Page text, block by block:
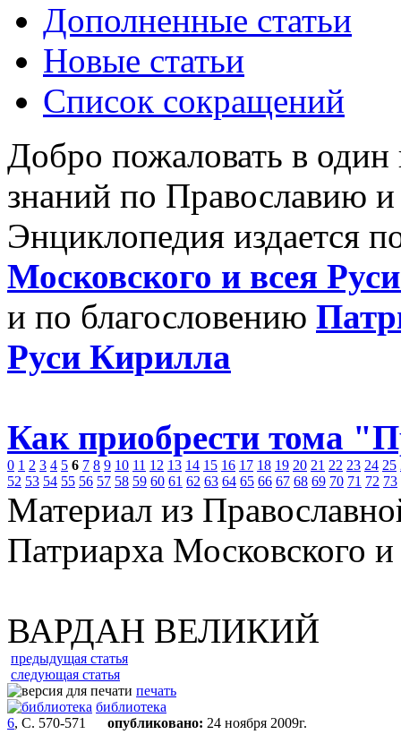
Дополненные статьи
Новые статьи
Список сокращений
Добро пожаловать в
знаний по Православию
Энциклопедия издается
Московского и всея
и по благословению
Руси Кирилла
Как приобрести тома
0 1 2 3 4 5 6 7 8 9 10 11 12 13 14 15 16 17 18 19 20 21 22 23 24 25
52 53 54 55 56 57 58 59 60 61 62 63 64 65 66 67 68 69 70 71 72 73
Материал из
Патриарха Московского
ВАРДАН ВЕЛИКИЙ
предыдущая статья
следующая статья
печать
библиотека
6, С. 570-571 опубликовано: 24 ноября 2009г.